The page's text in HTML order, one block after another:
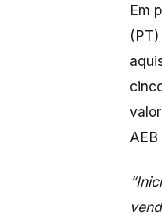
Em